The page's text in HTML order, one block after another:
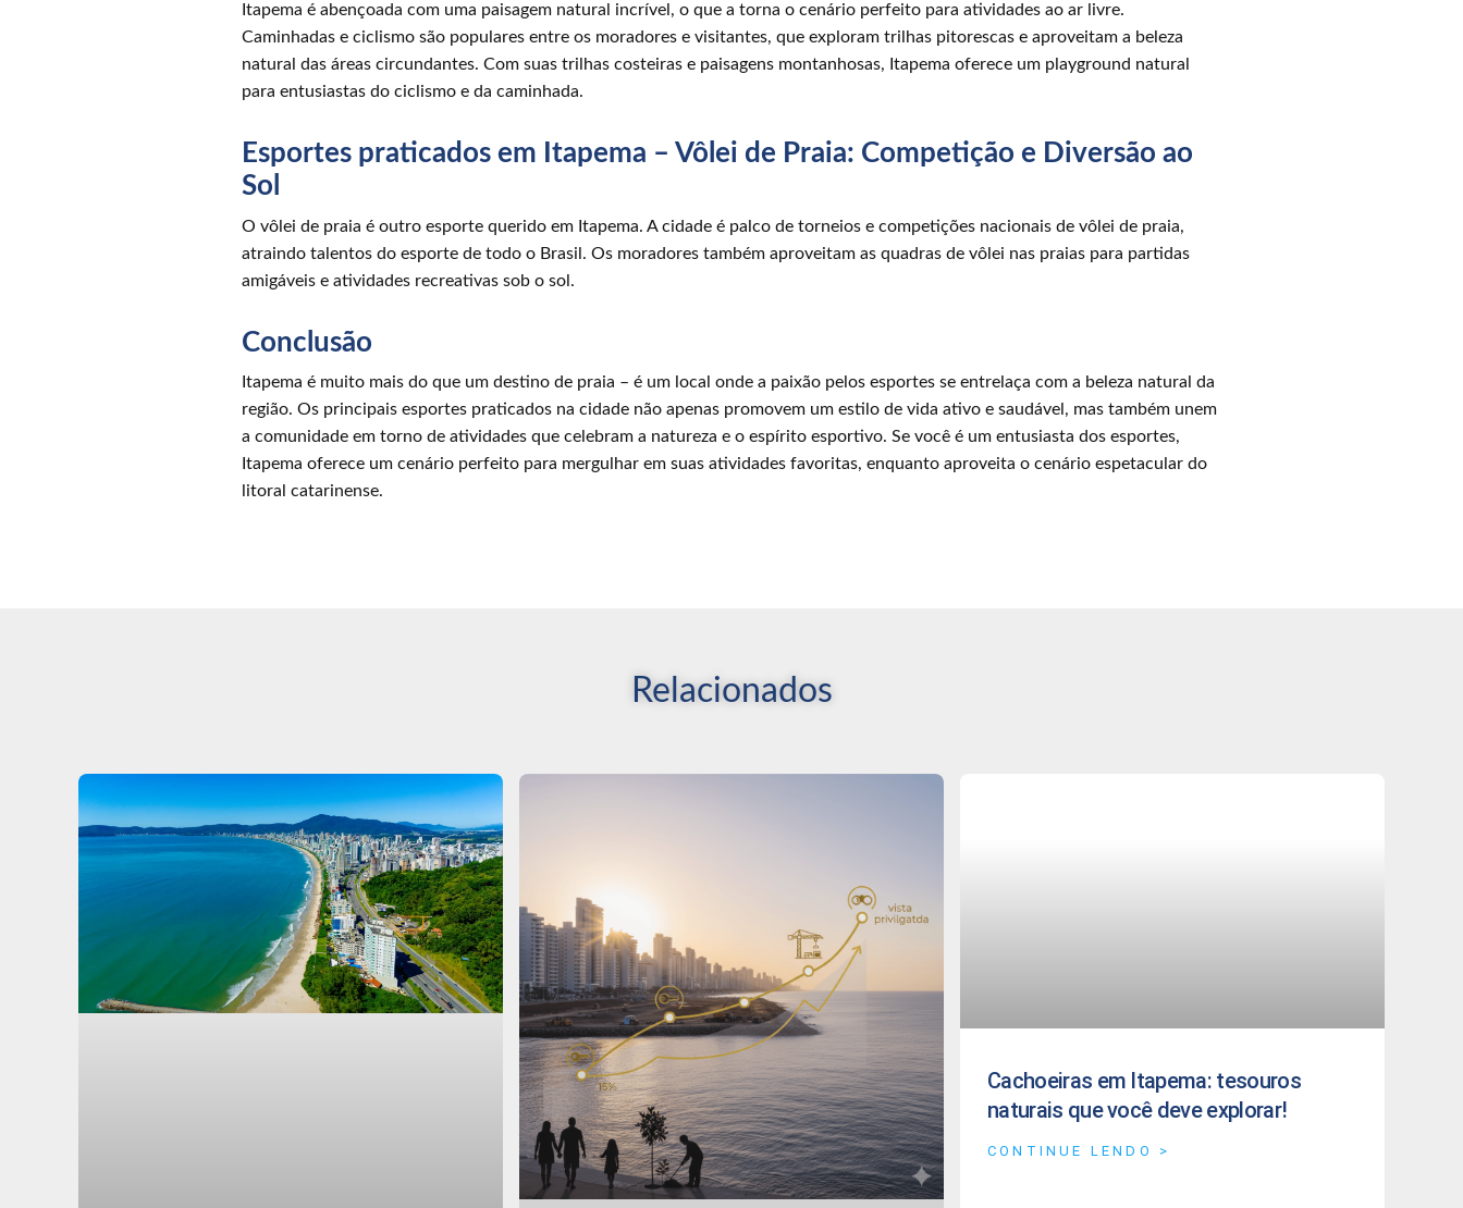
Itapema é abençoada com uma paisagem natural incrível, o que a torna o cenário perfeito para atividades ao ar livre.
Caminhadas e ciclismo são populares entre os moradores e visitantes, que exploram trilhas pitorescas e aproveitam a beleza
natural das áreas circundantes. Com suas trilhas costeiras e paisagens montanhosas, Itapema oferece um playground natural
para entusiastas do ciclismo e da caminhada.
Esportes praticados em Itapema – Vôlei de Praia: Competição e Diversão ao
Sol
O vôlei de praia é outro esporte querido em Itapema. A cidade é palco de torneios e competições nacionais de vôlei de praia,
atraindo talentos do esporte de todo o Brasil. Os moradores também aproveitam as quadras de vôlei nas praias para partidas
amigáveis e atividades recreativas sob o sol.
Conclusão
Itapema é muito mais do que um destino de praia – é um local onde a paixão pelos esportes se entrelaça com a beleza natural da
região. Os principais esportes praticados na cidade não apenas promovem um estilo de vida ativo e saudável, mas também unem
a comunidade em torno de atividades que celebram a natureza e o espírito esportivo. Se você é um entusiasta dos esportes,
Itapema oferece um cenário perfeito para mergulhar em suas atividades favoritas, enquanto aproveita o cenário espetacular do
litoral catarinense.
Relacionados
Cachoeiras em Itapema: tesouros
naturais que você deve explorar!
CONTINUE LENDO >